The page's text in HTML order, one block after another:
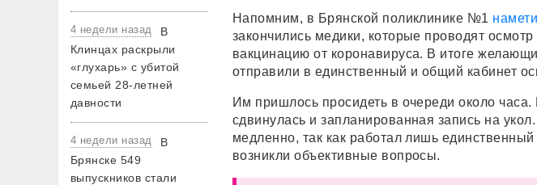
4 недели назад
В
Клинцах раскрыли
«глухарь» с убитой
семьей 28-летней
давности
4 недели назад
В
Брянске 549
выпускников стали
Напомним, в Брянской поликлинике №1
закончились медики, которые проводят
вакцинацию от коронавируса. В итоге
отправили в единственный и общий кабинет
Им пришлось просидеть в очереди около
сдвинулась и запланированная запись на
медленно, так как работал лишь единственный
возникли объективные вопросы.